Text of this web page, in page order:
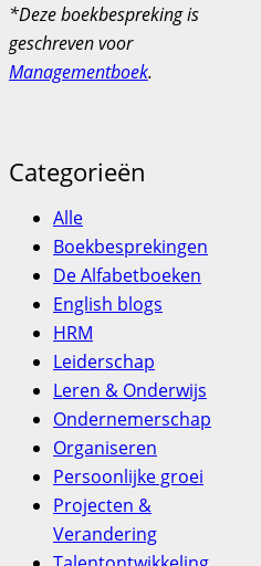
*Deze boekbespreking is
geschreven voor
Managementboek.
Categorieën
Alle
Boekbesprekingen
De Alfabetboeken
English blogs
HRM
Leiderschap
Leren & Onderwijs
Ondernemerschap
Organiseren
Persoonlijke groei
Projecten &
Verandering